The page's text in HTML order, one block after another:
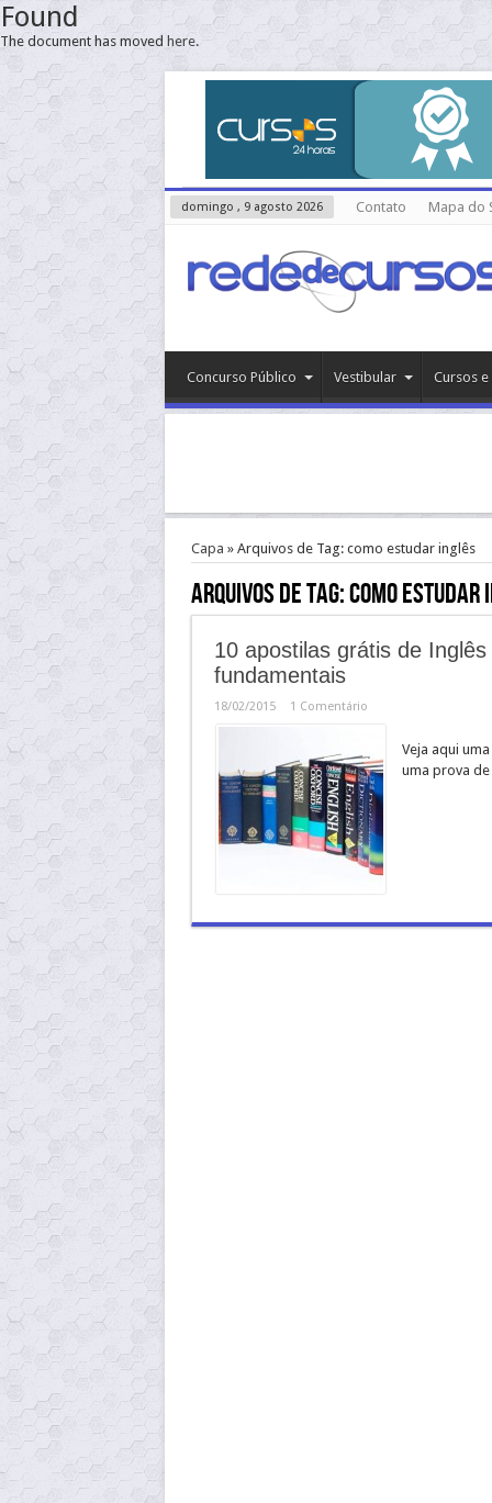
Found
The document has moved here.
domingo , 9 agosto 2026 Contato Mapa do
Concurso Público Vestibular Cursos
Capa » Arquivos de Tag: como estudar inglês
Arquivos de Tag:como estudar
10 apostilas grátis de
fundamentais
18/02/2015 1 Comentário
Veja aqui
uma prova